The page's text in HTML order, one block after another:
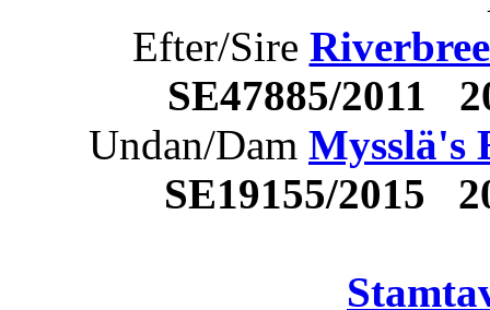
Efter/Sire
SE47885/
Undan/Dam Mysslä's
SE19155/2015